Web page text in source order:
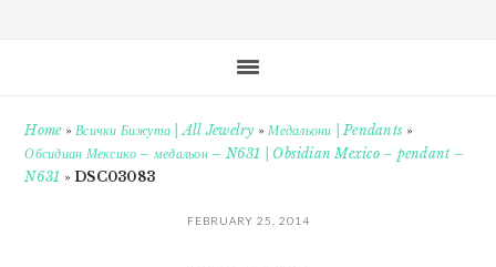
Home»Всички Бижута | All Jewelry »Медальони | Pendants »
Обсидиан Мексико – медальон – N631 | Obsidian Mexico – pendant –
N631 »DSC03083
FEBRUARY 25, 2014